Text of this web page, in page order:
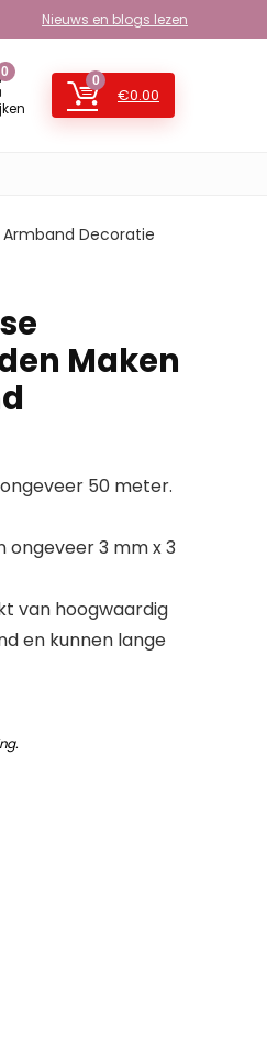
Nieuws en blogs lezen
0
0
€0.00
Armband Decoratie
Maken
50 meter.
ongeveer 3 mm x 3
van hoogwaardig
en kunnen lange
.